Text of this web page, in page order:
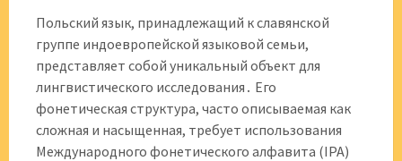
Польский язык, принадлежащий к славянской
группе индоевропейской языковой семьи,
представляет собой уникальный объект для
лингвистического исследования․ Его
фонетическая структура, часто описываемая как
сложная и насыщенная, требует использования
Международного фонетического алфавита (IPA)